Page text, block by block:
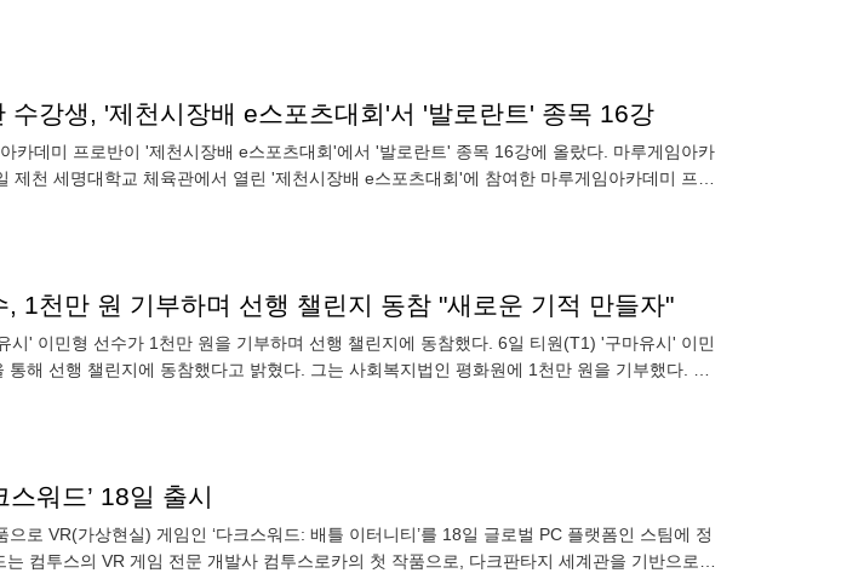
수강생, '제천시장배 e스포츠대회'서 '발로란트' 종목 16강
카데미 프로반이 '제천시장배 e스포츠대회'에서 '발로란트' 종목 16강에 올랐다. 마루게임아카
제천 세명대학교 체육관에서 열린 '제천시장배 e스포츠대회'에 참여한 마루게임아카데미 프로
1천만 원 기부하며 선행 챌린지 동참 "새로운 기적 만들자"
시' 이민형 선수가 1천만 원을 기부하며 선행 챌린지에 동참했다. 6일 티원(T1) '구마유시' 이민
해 선행 챌린지에 동참했다고 밝혔다. 그는 사회복지법인 평화원에 1천만 원을 기부했다. 구
워드’ 18일 출시
로 VR(가상현실) 게임인 ‘다크스워드: 배틀 이터니티’를 18일 글로벌 PC 플랫폼인 스팀에 정
컴투스의 VR 게임 전문 개발사 컴투스로카의 첫 작품으로, 다크판타지 세계관을 기반으로